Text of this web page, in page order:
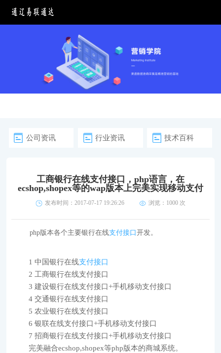
公司资讯 行业资讯 技术百科
工商银行在线支付接口，php语言，在
ecshop,shopex等的wap版本上完美实现移动支付
发布时间：2017-07-17 19:26:26 浏览： 1000 次
php版本各个主要银行在线支付接口开发。
1 中国银行在线支付接口
2 工商银行在线支付接口
3 建设银行在线支付接口+手机移动支付接口
4 交通银行在线支付接口
5 农业银行在线支付接口
6 银联在线支付接口+手机移动支付接口
7 招商银行在线支付接口+手机移动支付接口
完美融合ecshop,shopex等php版本的商城系统。